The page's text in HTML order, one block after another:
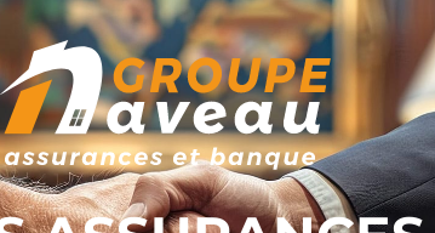
de votre maison et letravail n’est pas
les modalités relatives à vos enfants et à
Lors d’un moment de distraction,votre